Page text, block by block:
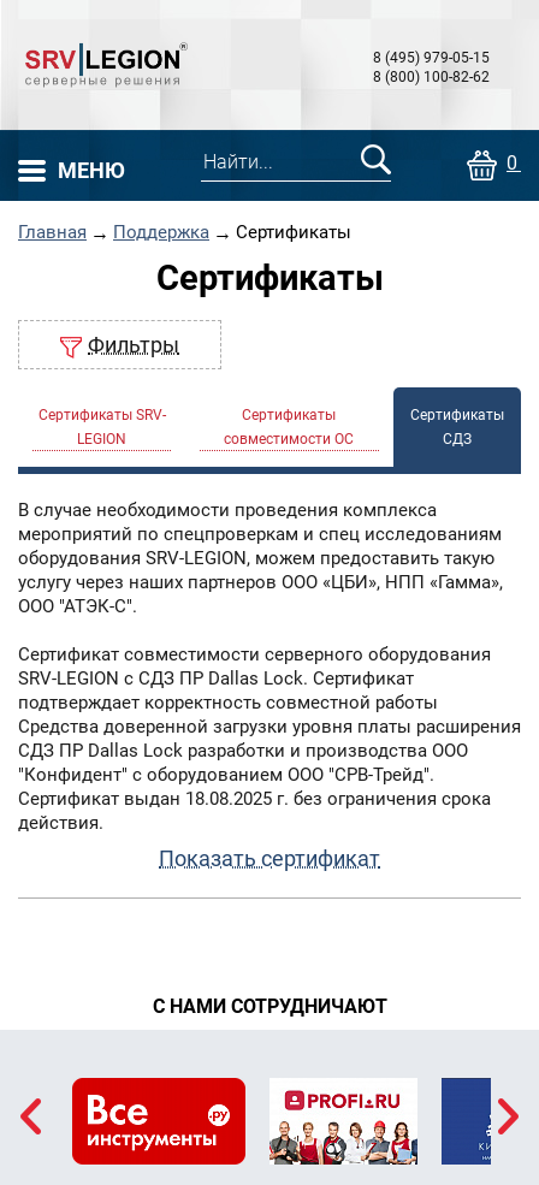
8 (495) 979-05-15
8 (800) 100-82-62
МЕНЮ 0
Главная → Поддержка → Сертификаты
Сертификаты
Фильтры
Сертификаты SRV-
LEGION
Сертификаты
совместимости ОС
Сертификаты
СДЗ
В случае необходимости проведения комплекса
мероприятий по спецпроверкам и спец исследованиям
оборудования SRV-LEGION, можем предоставить такую
услугу через наших партнеров ООО «ЦБИ», НПП «Гамма»,
ООО "АТЭК-С".
Сертификат совместимости серверного оборудования
SRV-LEGION c СДЗ ПР Dallas Lock. Сертификат
подтверждает корректность совместной работы
Средства доверенной загрузки уровня платы расширения
СДЗ ПР Dallas Lock разработки и производства ООО
"Конфидент" с оборудованием ООО "СРВ-Трейд".
Сертификат выдан 18.08.2025 г. без ограничения срока
действия.
Показать сертификат
С НАМИ СОТРУДНИЧАЮТ